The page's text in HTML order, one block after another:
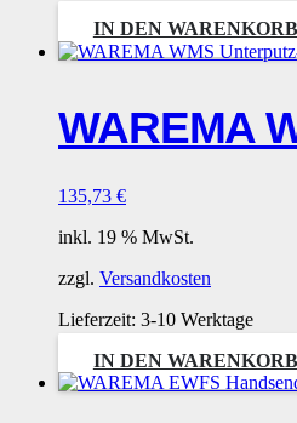
IN DEN WARENKORB
WAREMA
135,73 €
inkl. 19 % MwSt.
zzgl. Versandkosten
Lieferzeit: 3-10 Werktage
IN DEN WARENKORB